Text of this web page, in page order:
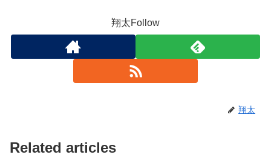
翔太Follow
翔太
Related articles